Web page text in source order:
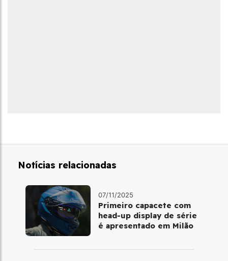
Notícias relacionadas
07/11/2025
Primeiro capacete com
head‑up display de série
é apresentado em Milão